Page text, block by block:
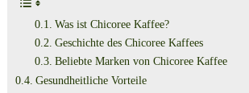
Was ist Chicoree Kaffee?
Geschichte des Chicoree Kaffees
Beliebte Marken von Chicoree Kaffee
Gesundheitliche Vorteile